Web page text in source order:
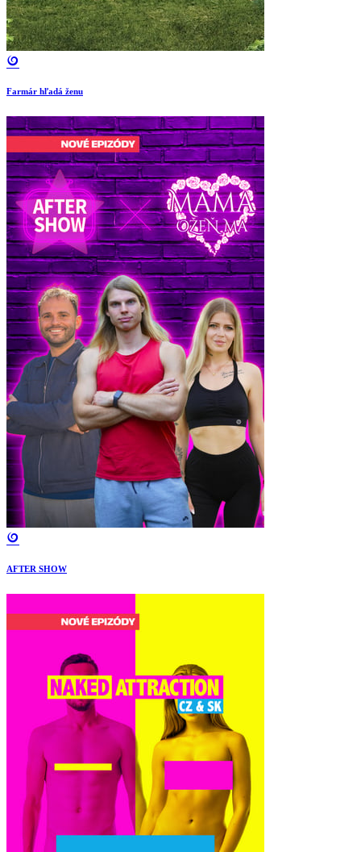
Farmár hľadá ženu
AFTER SHOW